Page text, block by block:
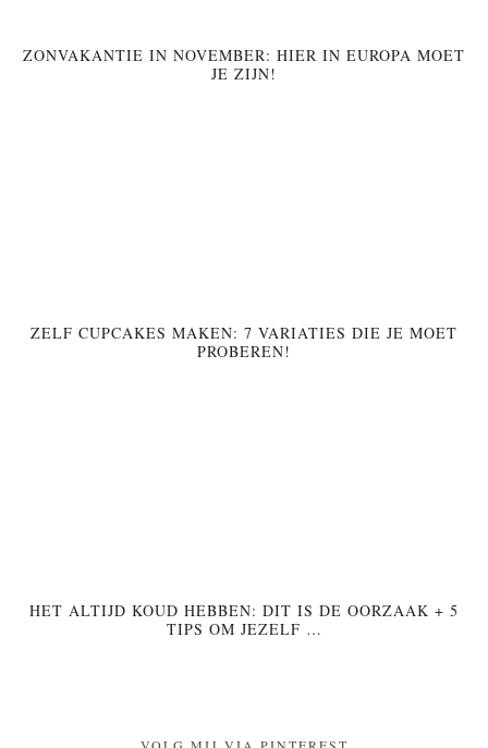
ZONVAKANTIE IN NOVEMBER: HIER IN EUROPA MOET
JE ZIJN!
ZELF CUPCAKES MAKEN: 7 VARIATIES DIE JE MOET
PROBEREN!
HET ALTIJD KOUD HEBBEN: DIT IS DE OORZAAK + 5
TIPS OM JEZELF …
VOLG MIJ VIA PINTEREST